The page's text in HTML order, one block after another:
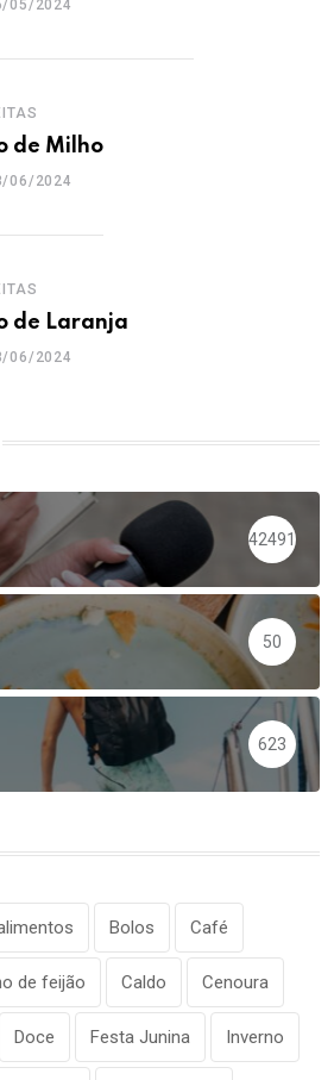
05/2024
de Milho
06/2024
de Laranja
06/2024
42491
50
623
Bolos Café
de feijão Caldo Cenoura
Doce Festa Junina Inverno